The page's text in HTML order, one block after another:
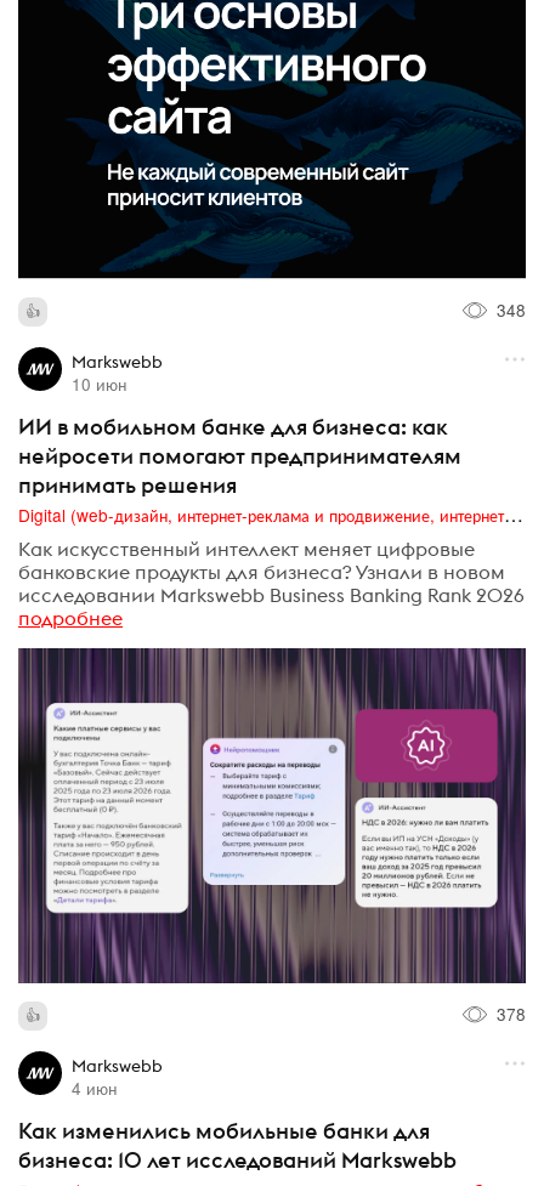
348
Markswebb
10 июн
ИИ в мобильном банке для бизнеса: как
нейросети помогают предпринимателям
принимать решения
Digital (web-дизайн, интернет-реклама и продвижение, интернет-сообщества и блоги, интернет-коммуникации, мобильный маркетинг, реклама на цифровых экранах)
Как искусственный интеллект меняет цифровые
банковские продукты для бизнеса? Узнали в новом
исследовании Markswebb Business Banking Rank 2026
подробнее
378
Markswebb
4 июн
Как изменились мобильные банки для
бизнеса: 10 лет исследований Markswebb